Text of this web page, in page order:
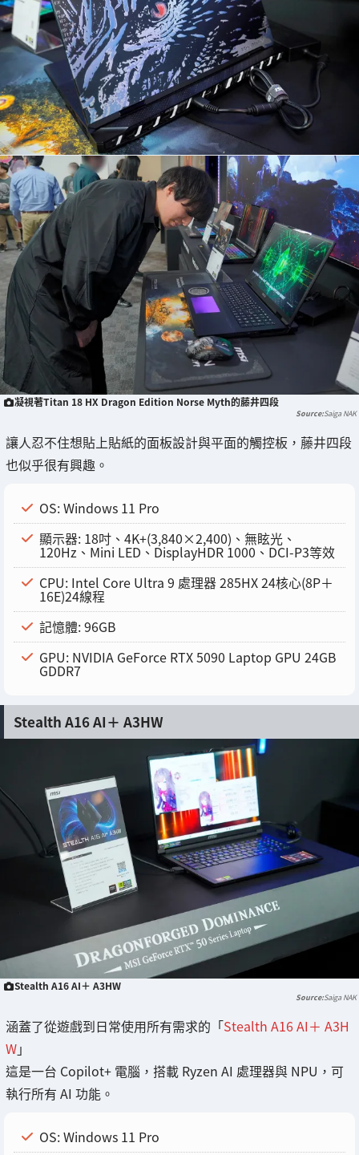
凝視著Titan 18 HX Dragon Edition Norse Myth的藤井四段
Saiga NAK
讓人忍不住想貼上貼紙的面板設計與平面的觸控板，藤井四段
也似乎很有興趣。
OS: Windows 11 Pro
顯示器: 18吋、4K+(3,840×2,400)、無眩光、
120Hz、Mini LED、DisplayHDR 1000、DCI-P3等效
CPU: Intel Core Ultra 9 處理器 285HX 24核心(8P＋
16E)24線程
記憶體: 96GB
GPU: NVIDIA GeForce RTX 5090 Laptop GPU 24GB
GDDR7
Stealth A16 AI＋ A3HW
Stealth A16 AI＋ A3HW
Saiga NAK
涵蓋了從遊戲到日常使用所有需求的「Stealth A16 AI＋ A3H
W」
這是一台 Copilot+ 電腦，搭載 Ryzen AI 處理器與 NPU，可
執行所有 AI 功能。
OS: Windows 11 Pro